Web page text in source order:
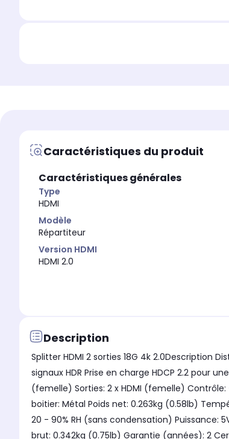
Caractéristiques du produit
Caractéristiques générales
Type
HDMI
Modèle
Répartiteur
Version HDMI
HDMI 2.0
Description
Splitter HDMI 2 sorties 18G 4k 2.0Description
signaux HDR Prise en charge HDCP 2.2 pour
(femelle) Sorties: 2 x HDMI (femelle) Contrôle:
boitier: Métal Poids net: 0.263kg (0.58lb)
20 - 90% RH (sans condensation) Puissance:
brut: 0.342kg (0.75lb) Garantie (années): 2